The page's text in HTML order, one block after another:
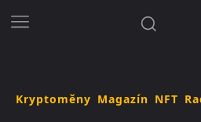
Kryptoměny Magazín NFT